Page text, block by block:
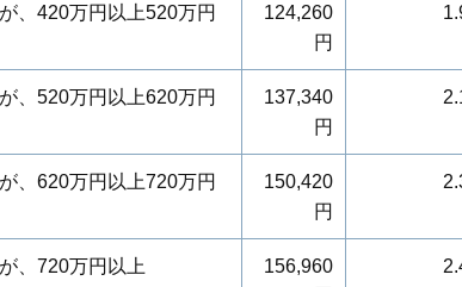
、420万円以上520万円
124,260
円
、520万円以上620万円
137,340
円
、620万円以上720万円
150,420
円
、720万円以上
156,960